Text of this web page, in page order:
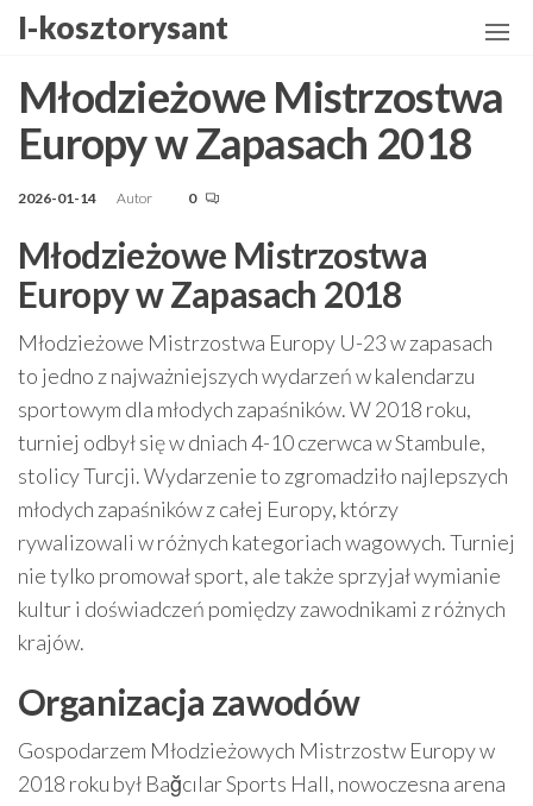
Przejdź
treści
I-kosztorysant
Młodzieżowe Mistrzostwa
Europy w Zapasach 2018
2026-01-14 Autor 0
Młodzieżowe Mistrzostwa
Europy w Zapasach 2018
Młodzieżowe Mistrzostwa Europy U-23 w zapasach
to jedno z najważniejszych wydarzeń w kalendarzu
sportowym dla młodych zapaśników. W 2018 roku,
turniej odbył się w dniach 4-10 czerwca w Stambule,
stolicy Turcji. Wydarzenie to zgromadziło najlepszych
młodych zapaśników z całej Europy, którzy
rywalizowali w różnych kategoriach wagowych. Turniej
nie tylko promował sport, ale także sprzyjał wymianie
kultur i doświadczeń pomiędzy zawodnikami z różnych
krajów.
Organizacja zawodów
Gospodarzem Młodzieżowych Mistrzostw Europy w
2018 roku był Bağcılar Sports Hall, nowoczesna arena